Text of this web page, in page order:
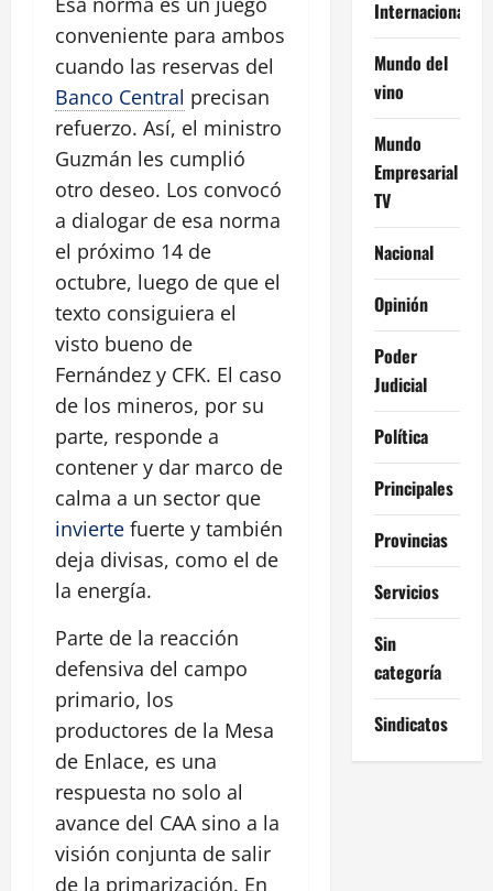
conveniente para ambos
cuando las reservas del
Banco Central precisan
refuerzo. Así, el ministro
Guzmán les cumplió
otro deseo. Los convocó
a dialogar de esa norma
el próximo 14 de
octubre, luego de que el
texto consiguiera el
visto bueno de
Fernández y CFK. El caso
de los mineros, por su
parte, responde a
contener y dar marco de
calma a un sector que
invierte fuerte y también
deja divisas, como el de
la energía.
Parte de la reacción
defensiva del campo
primario, los
productores de la Mesa
de Enlace, es una
respuesta no solo al
avance del CAA sino a la
visión conjunta de salir
de la primarización. En
Internacional
Mundo del
vino
Mundo
Empresarial
TV
Nacional
Opinión
Poder
Judicial
Política
Principales
Provincias
Servicios
Sin
categoría
Sindicatos